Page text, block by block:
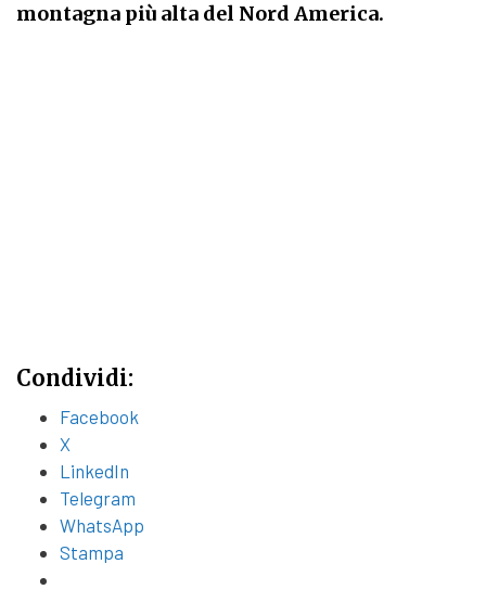
montagna più alta del Nord America.
Condividi:
Facebook
X
LinkedIn
Telegram
WhatsApp
Stampa